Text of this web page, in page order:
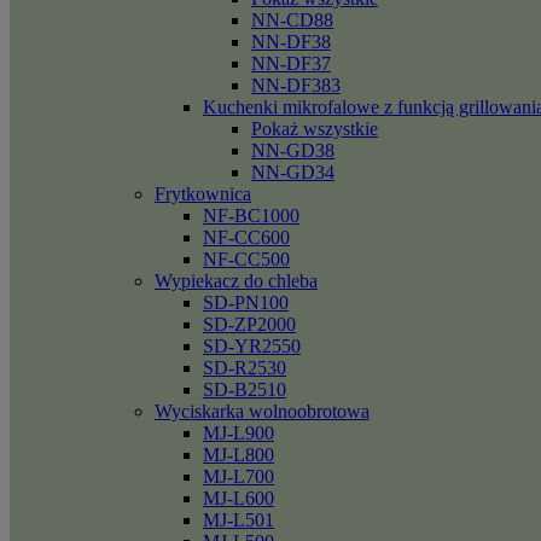
NN-CD88
NN-DF38
NN-DF37
NN-DF383
Kuchenki mikrofalowe z funkcją
Pokaż wszystkie
NN-GD38
NN-GD34
Frytkownica
NF-BC1000
NF-CC600
NF-CC500
Wypiekacz do chleba
SD-PN100
SD-ZP2000
SD-YR2550
SD-R2530
SD-B2510
Wyciskarka wolnoobrotowa
MJ-L900
MJ-L800
MJ-L700
MJ-L600
MJ-L501